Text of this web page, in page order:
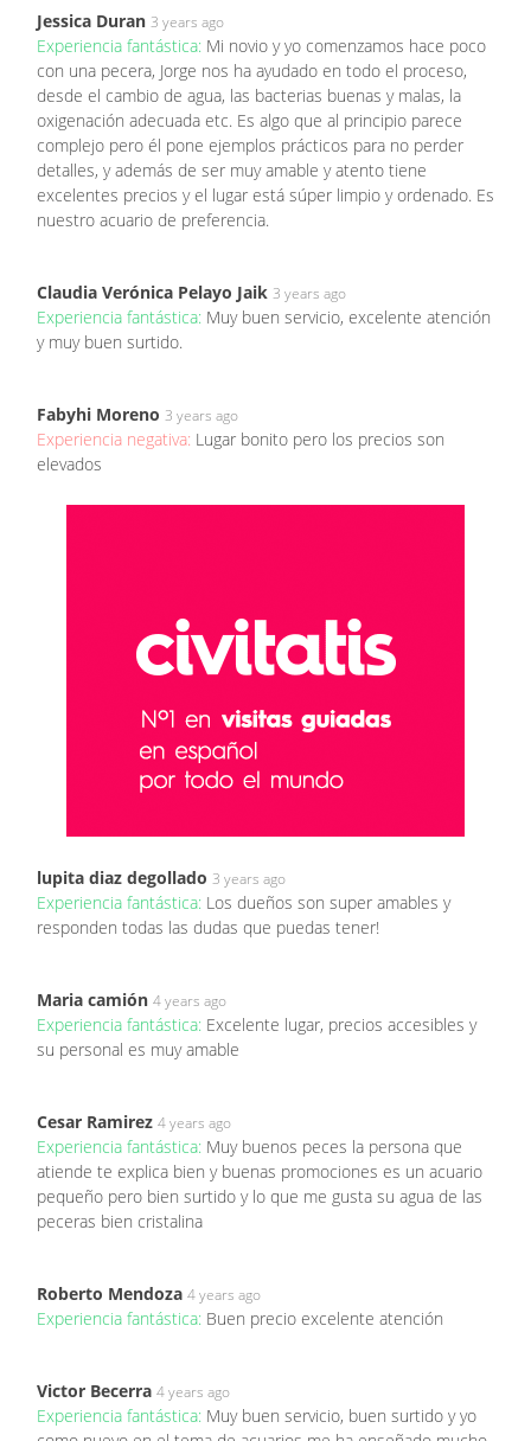
Jessica Duran 3 years ago
Experiencia fantástica: Mi novio y yo comenzamos hace poco
con una pecera, Jorge nos ha ayudado en todo el proceso,
desde el cambio de agua, las bacterias buenas y malas, la
oxigenación adecuada etc. Es algo que al principio parece
complejo pero él pone ejemplos prácticos para no perder
detalles, y además de ser muy amable y atento tiene
excelentes precios y el lugar está súper limpio y ordenado. Es
nuestro acuario de preferencia.
Claudia Verónica Pelayo Jaik 3 years ago
Experiencia fantástica: Muy buen servicio, excelente atención
y muy buen surtido.
Fabyhi Moreno 3 years ago
Experiencia negativa: Lugar bonito pero los precios son
elevados
lupita diaz degollado 3 years ago
Experiencia fantástica: Los dueños son super amables y
responden todas las dudas que puedas tener!
Maria camión 4 years ago
Experiencia fantástica: Excelente lugar, precios accesibles y
su personal es muy amable
Cesar Ramirez 4 years ago
Experiencia fantástica: Muy buenos peces la persona que
atiende te explica bien y buenas promociones es un acuario
pequeño pero bien surtido y lo que me gusta su agua de las
peceras bien cristalina
Roberto Mendoza 4 years ago
Experiencia fantástica: Buen precio excelente atención
Victor Becerra 4 years ago
Experiencia fantástica: Muy buen servicio, buen surtido y yo